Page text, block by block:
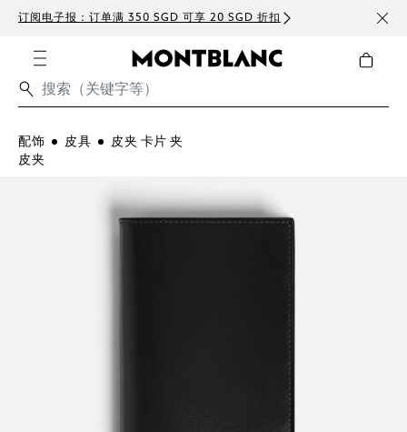
订阅电子报：订单满 350 SGD 可享 20 SGD 折扣 免费
配饰 皮具
皮夹 卡片 夹
皮夹